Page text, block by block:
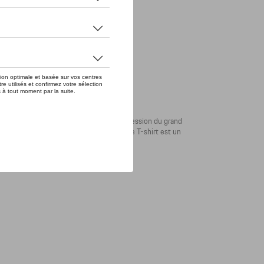
aussi élégant que confortable. L'impression du grand
dans le dos ne laisse aucun doute : Ce T-shirt est un